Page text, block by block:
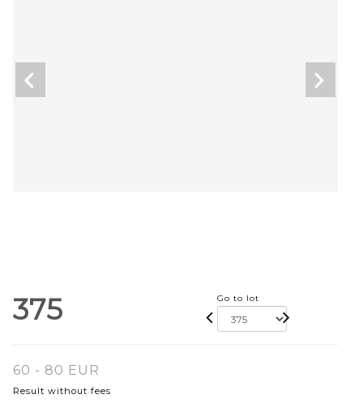
375 Go to lot
60 - 80 EUR
Result without fees